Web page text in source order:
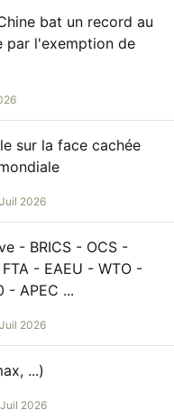
bat un record au
par l'exemption de
sur la face cachée
2026
- BRICS - OCS -
- EAEU - WTO -
- APEC ...
2026
...)
2026